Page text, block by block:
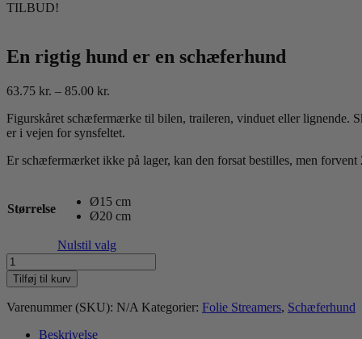
TILBUD!
En rigtig hund er en schæferhund
63.75 kr. – 85.00 kr.
til
85.00 kr.
Figurskåret schæfermærke til bilen, traileren, vinduet eller lignende.
er i vejen for synsfeltet.
Er schæfermærket ikke på lager, kan den forsat bestilles, men forvent
Størrelse
Ø15 cm
Ø20 cm
Nulstil valg
En
rigtig
hund
er
schæferhund
Tilføj til kurv
Varenummer (SKU): N/A Kategorier: Folie Streamers, Schæferhund
Beskrivelse